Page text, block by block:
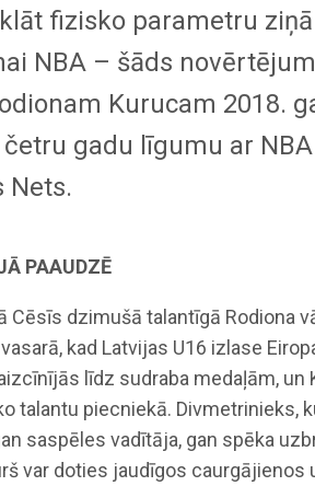
fizisko parametru
NBA – šāds
Kurucam 2018.
gadu līgumu ar NBA
Nets.
PAAUDZĒ
Cēsīs dzimušā talantīgā Rodiona
kad Latvijas U16 izlase
līdz sudraba medaļām, un
talantu piecniekā. Divmetrinieks,
saspēles vadītāja, gan spēka
var doties jaudīgos caurgājienos